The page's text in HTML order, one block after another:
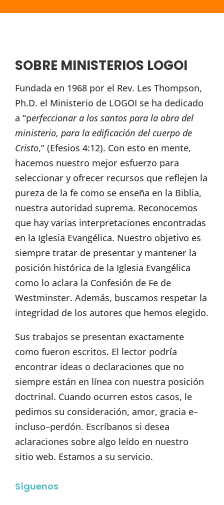
SOBRE MINISTERIOS LOGOI
Fundada en 1968 por el Rev. Les Thompson,
Ph.D. el Ministerio de LOGOI se ha dedicado
a “perfeccionar a los santos para la obra del
ministerio, para la edificación del cuerpo de
Cristo,” (Efesios 4:12). Con esto en mente,
hacemos nuestro mejor esfuerzo para
seleccionar y ofrecer recursos que reflejen la
pureza de la fe como se enseña en la Biblia,
nuestra autoridad suprema. Reconocemos
que hay varias interpretaciones encontradas
en la Iglesia Evangélica. Nuestro objetivo es
siempre tratar de presentar y mantener la
posición histórica de la Iglesia Evangélica
como lo aclara la Confesión de Fe de
Westminster. Además, buscamos respetar la
integridad de los autores que hemos elegido.
Sus trabajos se presentan exactamente
como fueron escritos. El lector podría
encontrar ideas o declaraciones que no
siempre están en línea con nuestra posición
doctrinal. Cuando ocurren estos casos, le
pedimos su consideración, amor, gracia e–
incluso–perdón. Escríbanos si desea
aclaraciones sobre algo leído en nuestro
sitio web. Estamos a su servicio.
Síguenos